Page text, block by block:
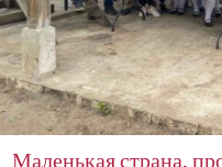
Маленькая страна,